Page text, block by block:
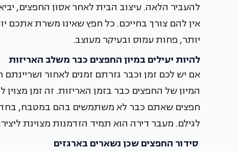
להעביר הלאה. עיצוב הבית לאחר אסון החפצים,
אין להם צורך בחייכם. כל חפץ שאינו משרת אתכם
יותר, פחות עמוס ובעיקר מעוצב.
להיות יעילים במיון החפצים כבר משלב האריזות
אם יש לכם זמן וכבר גזרתם זמנים לאחור
המיון של החפצים כבר בזמן האריזות. זה זמן
חפצים שאתם כבר לא משתמשים בהם במטבח,
לגילם. מעבר דירה הוא תמיד הזדמנות מצוינת
סידור החפצים שכן נשארים בארגזים